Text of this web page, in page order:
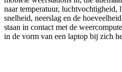
naar temperatuur,
snelheid, neerslag en de
staan in contact met de
in de vorm van een laptop bij zich